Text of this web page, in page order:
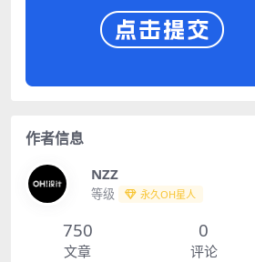
作者信息
NZZ
等级 永久OH星人
750
文章
0
评论